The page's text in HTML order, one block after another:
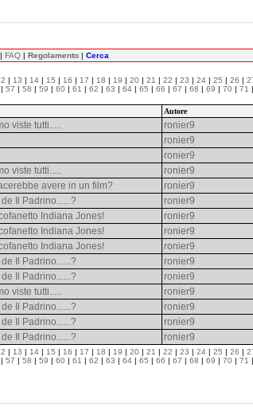
| FAQ | Regolamento | Cerca
| 13 | 14 | 15 | 16 | 17 | 18 | 19 | 20 | 21 | 22 | 23 | 24 | 25 | 26 |
| 57 | 58 | 59 | 60 | 61 | 62 | 63 | 64 | 65 | 66 | 67 | 68 | 69 | 70 | 71 |
Autore
viste tutti..... ronier9
ronier9
ronier9
viste tutti..... ronier9
avere in un film? ronier9
Il Padrino......? ronier9
Indiana Jones! ronier9
Indiana Jones! ronier9
Indiana Jones! ronier9
Il Padrino......? ronier9
Il Padrino......? ronier9
viste tutti..... ronier9
Il Padrino......? ronier9
Il Padrino......? ronier9
Il Padrino......? ronier9
| 13 | 14 | 15 | 16 | 17 | 18 | 19 | 20 | 21 | 22 | 23 | 24 | 25 | 26 |
| 57 | 58 | 59 | 60 | 61 | 62 | 63 | 64 | 65 | 66 | 67 | 68 | 69 | 70 | 71 |